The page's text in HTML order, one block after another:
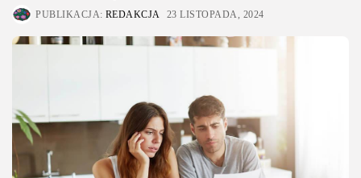
PUBLIKACJA: REDAKCJA 23 LISTOPADA, 2024